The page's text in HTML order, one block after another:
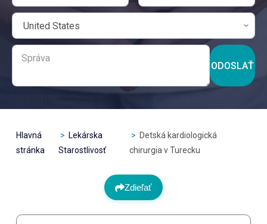
ODOSLAŤ
Hlavná
stránka
Lekárska
Starostlivosť
Detská kardiologická
chirurgia v Turecku
Zdieľať